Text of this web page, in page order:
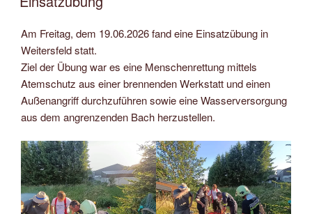
Am Freitag, dem 19.06.2026 fand eine Einsatzübung in
Weitersfeld statt.
Ziel der Übung war es eine Menschenrettung mittels
Atemschutz aus einer brennenden Werkstatt und einen
Außenangriff durchzuführen sowie eine Wasserversorgung
aus dem angrenzenden Bach herzustellen.